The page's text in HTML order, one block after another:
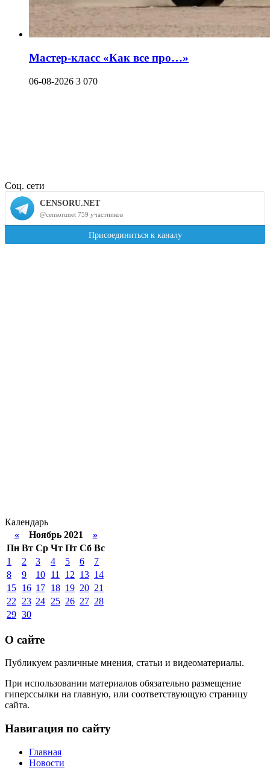
Мастер-класс «Как все про…»
06-08-2026 3 070
Соц. сети
Календарь
«Ноябрь 2021 »
Пн Вт Ср Чт Пт Сб Вс
1
2 3 4 5 6
7
8
9 10 11 12 13 14
15 16 17 18 19 20 21
22
23 24 25 26 27 28
29 30
О сайте
Публикуем различные мнения, статьи и видеоматериалы.
При использовании материалов обязательно размещение
гиперссылки на главную, или соответствующую страницу
сайта.
Навигация по сайту
Главная
Новости